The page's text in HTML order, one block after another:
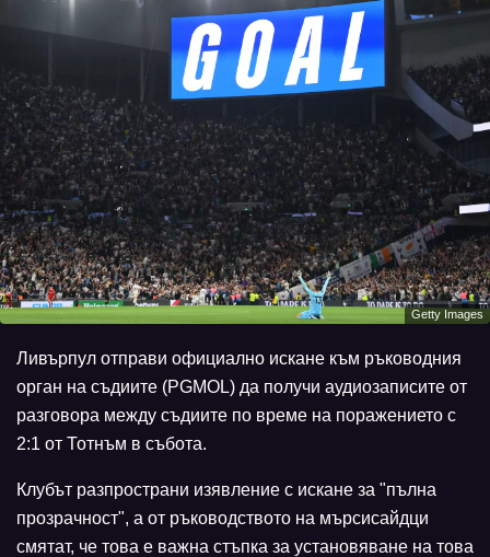
Getty Images
Ливърпул отправи официално искане към ръководния
орган на съдиите (PGMOL) да получи аудиозаписите от
разговора между съдиите по време на поражението с
2:1 от Тотнъм в събота.
Клубът разпространи изявление с искане за "пълна
прозрачност", а от ръководството на мърсисайдци
смятат, че това е важна стъпка за установяване на това